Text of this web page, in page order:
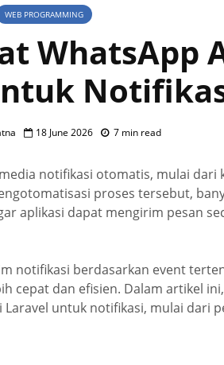
WEB PROGRAMMING
WhatsApp
18 June 2026 7 min read
notifikasi otomatis, mulai dari
proses tersebut,
aplikasi dapat mengirim pesan
notifikasi berdasarkan event
cepat dan efisien. Dalam artikel
untuk notifikasi, mulai dari